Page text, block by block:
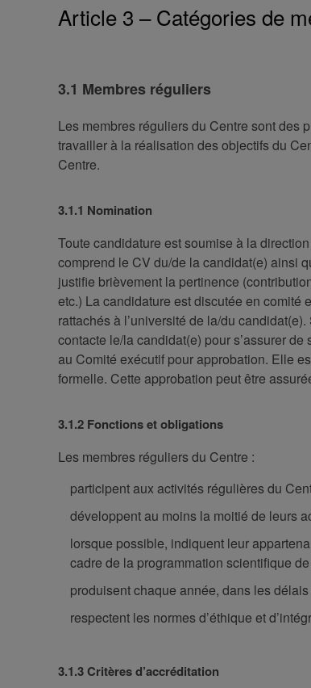
Article 3 – Catégories de
3.1 Membres réguliers
Les membres réguliers du Centre sont des
travailler à la réalisation des objectifs du
Centre.
3.1.1 Nomination
Toute candidature est soumise à la
comprend le CV du/de la candidat(e) ainsi
justifie brièvement la pertinence
etc.) La candidature est discutée en comité
rattachés à l’université de la/du
contacte le/la candidat(e) pour s’assurer
au Comité exécutif pour approbation. Elle
formelle. Cette approbation peut être
3.1.2 Fonctions et obligations
Les membres réguliers du Centre :
participent aux activités régulières du
développent au moins la moitié de leurs
lorsque possible, indiquent leur
cadre de la programmation scientifique
produisent chaque année, dans les
respectent les normes d’éthique et
3.1.3 Critères d’accréditation